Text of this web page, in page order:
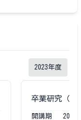
2023年度
卒業研究（論
開講期 2023